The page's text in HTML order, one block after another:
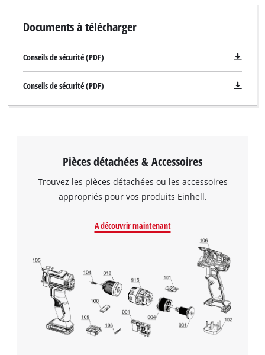
Documents à télécharger
Conseils de sécurité (PDF)
Conseils de sécurité (PDF)
Pièces détachées & Accessoires
Trouvez les pièces détachées ou les accessoires
appropriés pour vos produits Einhell.
A découvrir maintenant